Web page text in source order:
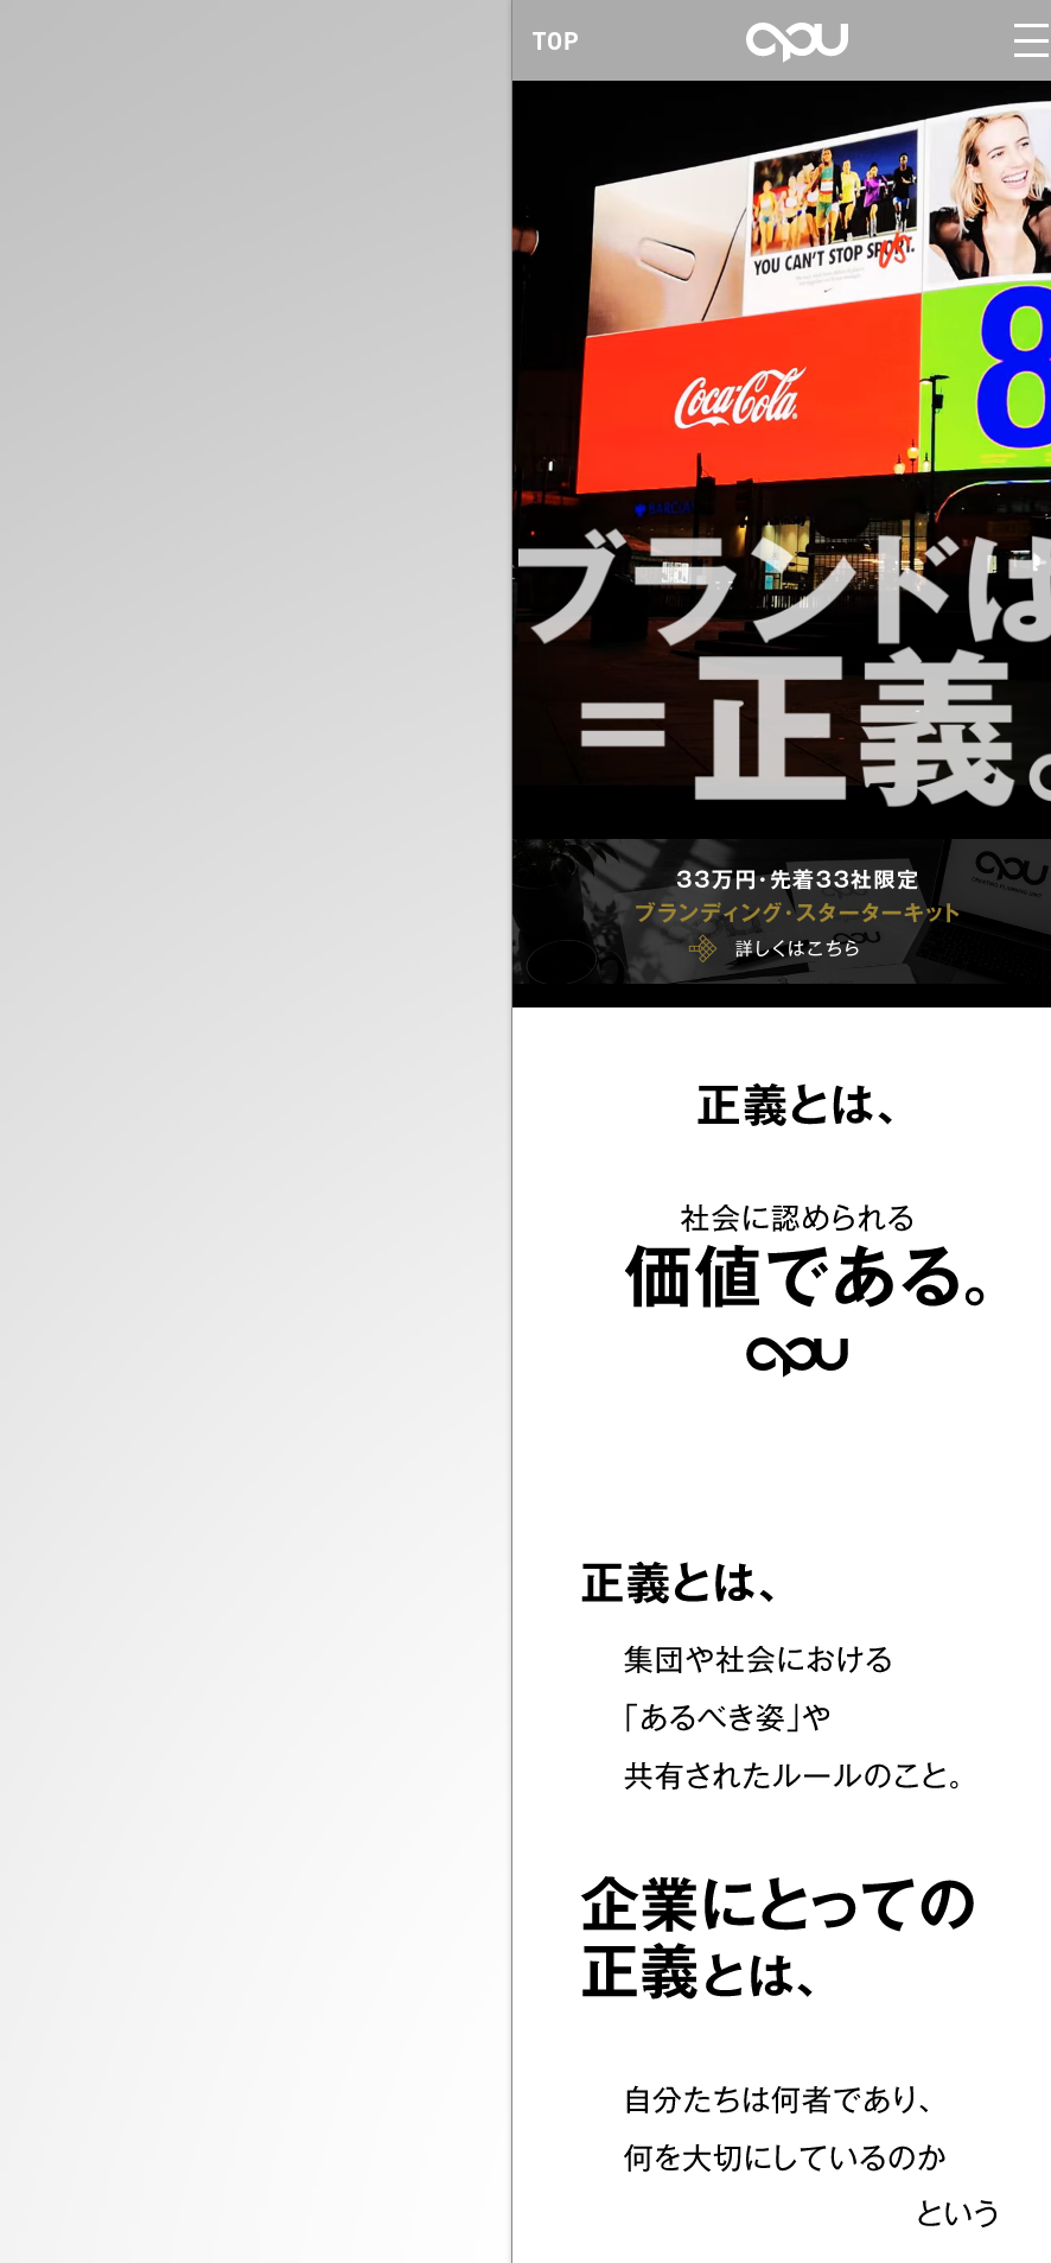
TOP
どら焼きの皮をめくる無作法を、
「どんな食べ方でも味は変わりませんよ」と
京都らしいウィットで、
老舗の品格と味への自信を伝えました。
サブコピーに合わせ、
ビールの次は日本酒へと、
長く腰を据える流れを描くことで、
1週間の終わりに立ち寄りたくなる
商店街の魅力を表現しました。
深夜まで使い勝手の良い商店街であることを、
チャルメラの音を使ってコミカルに表現しました。
夜の終わりまで楽しめる
商店街の魅力を伝えています。
前を向いて歩き出す女性の姿に、
「行く。」と「じゃなかった方の人生。」という
言葉を重ねることで、
人生を選び直す意志と、
その背中を押す法律事務所の役割を表現しました。
異変のサインを忍ばせた広告です。
言葉を話せない動物だからこそ、
小さな変化を見逃さないでほしい。
そんな想いを、愛らしく表現しました。
砕けた会話調のコピーに対し、
ビジュアルでは若者が真剣な眼差しで
作業に向き合う。
そのギャップによって、
中小企業の仕事が持つ誇りと可能性を表現しました。
真正面から訴えかけたホルモン焼き店の広告です。
立ちのぼる煙を“浴びたい”と言い切ることで、
焼ける音や香りまで想像させ、
店の強い吸引力を印象づけました。
第2弾では、
店に集う人々の笑顔と熱気を描きました。
「火照りに来い！」という言葉とともに、
おいしさだけでなく、場ごと楽しみたくなる
ホルモン屋ならではの魅力を表現しています。
時間として捉えた広告です。
「ばあちゃん、うん。分かった。」というひと言に、
別れの中で想いを交わす瞬間を込めることで、
故人と遺族を深くつなぐ
葬儀社の姿勢を表現しました。
外断熱住宅の広告です。
家中の温度差が少なく、
どこにいても快適に過ごせる住まいだからこそ、
みかんの置き場所に困る。そのユーモアで、
外断熱の快適性を表現しました。
まだ口にしていないにもかかわらず、
「シャリッ」という音を先に立ち上げることで、
甘さ、みずみずしさ、香りまでを想像させる。
音から味覚を喚起することで、
りんごのおいしさを直感的に伝えました。
摘まんで口に運んだ指先にまで香りが移るような、
繊細で豊かな味わいを想起させながら、
見えない部分を想像させることで、
商品の格と魅力を印象づけています。
新たな季節のはじまりと、
仕事へ向かう前向きな気持ちを重ねた広告です。
身支度の一瞬から、
クリーニングが背中を押す
存在であることを表現しました。
という言葉で表現した広告です。
あえて平仮名にすることで、
響きにも文字にも丸みを持たせ、
口いっぱいに広がる
やさしい口福感を伝えています。
そんな小さな恋心を、花束を受け取る
一瞬の視線に重ねた花屋の広告です。
人の心までときめかせる
店の魅力を表現しました。